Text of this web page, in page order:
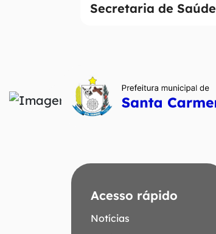
Secretaria de Saúde
Acesso rápido
Notícias